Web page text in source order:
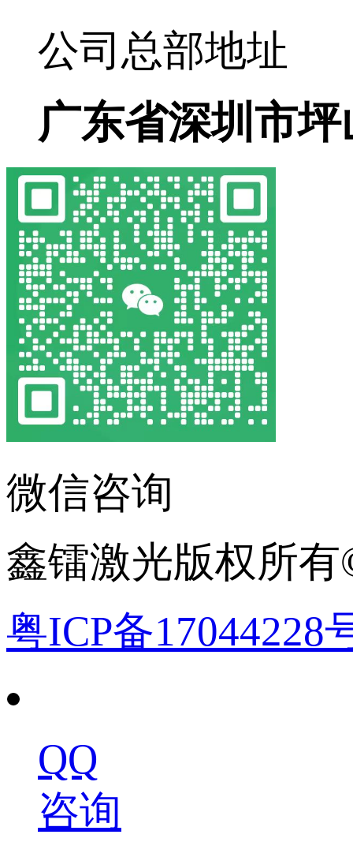
公司总部地址
广东省深圳市
微信咨询
鑫镭激光版权所有
粤ICP备17044228
QQ
咨询